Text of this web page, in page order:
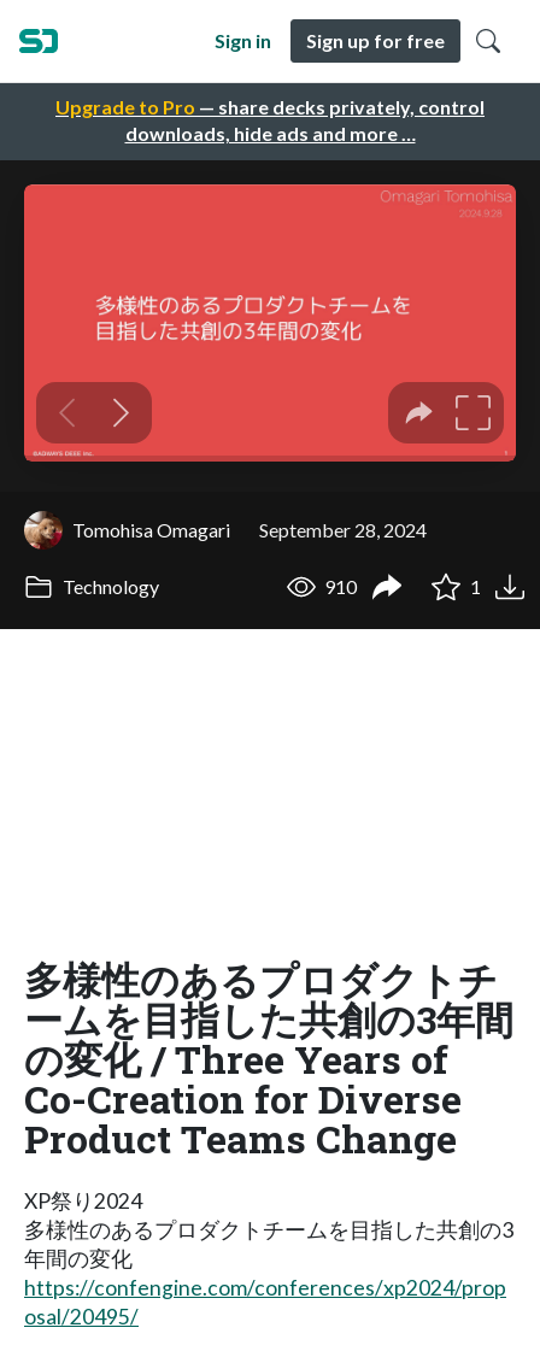
Upgrade to Pro — share decks privately, control
downloads, hide ads and more …
Sign in Sign up for free
Tomohisa Omagari September 28, 2024
Technology 910 1
多様性のあるプロダクトチ
ームを目指した共創の3年間
の変化 / Three Years of
Co-Creation for Diverse
Product Teams Change
XP祭り2024
多様性のあるプロダクトチームを目指した共創の3
年間の変化
https://confengine.com/conferences/xp2024/prop
osal/20495/